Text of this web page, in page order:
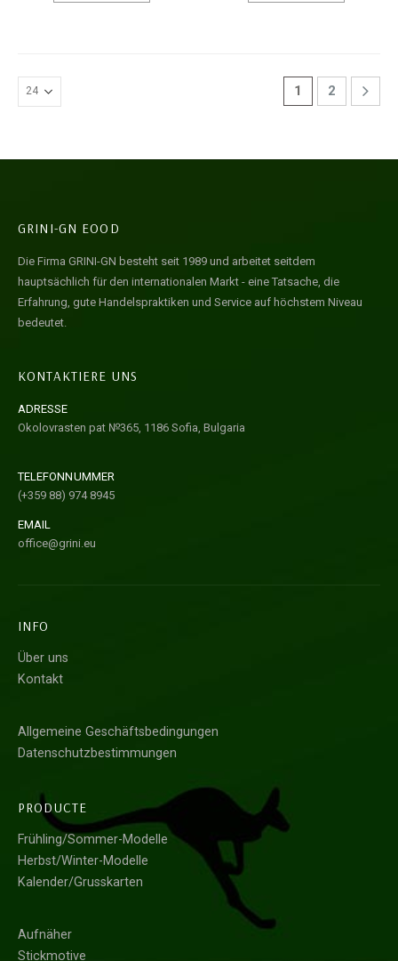
1 2
GRINI-GN EOOD
Die Firma GRINI-GN besteht seit 1989 und arbeitet seitdem
hauptsächlich für den internationalen Markt - eine Tatsache, die
Erfahrung, gute Handelspraktiken und Service auf höchstem Niveau
bedeutet.
KONTAKTIERE UNS
ADRESSE
Okolovrasten pat №365, 1186 Sofia, Bulgaria
TELEFONNUMMER
(+359 88) 974 8945
EMAIL
office@grini.eu
INFO
Über uns
Kontakt
Allgemeine Geschäftsbedingungen
Datenschutzbestimmungen
PRODUCTE
Frühling/Sommer-Modelle
Herbst/Winter-Modelle
Kalender/Grusskarten
Aufnäher
Stickmotive